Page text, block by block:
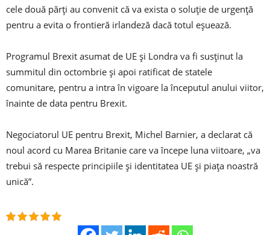
cele două părți au convenit că va exista o soluție de urgență
pentru a evita o frontieră irlandeză dacă totul eșuează.
Programul Brexit asumat de UE și Londra va fi susținut la
summitul din octombrie și apoi ratificat de statele
comunitare, pentru a intra în vigoare la începutul anului viitor,
înainte de data pentru Brexit.
Negociatorul UE pentru Brexit, Michel Barnier, a declarat că
noul acord cu Marea Britanie care va începe luna viitoare, „va
trebui să respecte principiile și identitatea UE și piața noastră
unică”.